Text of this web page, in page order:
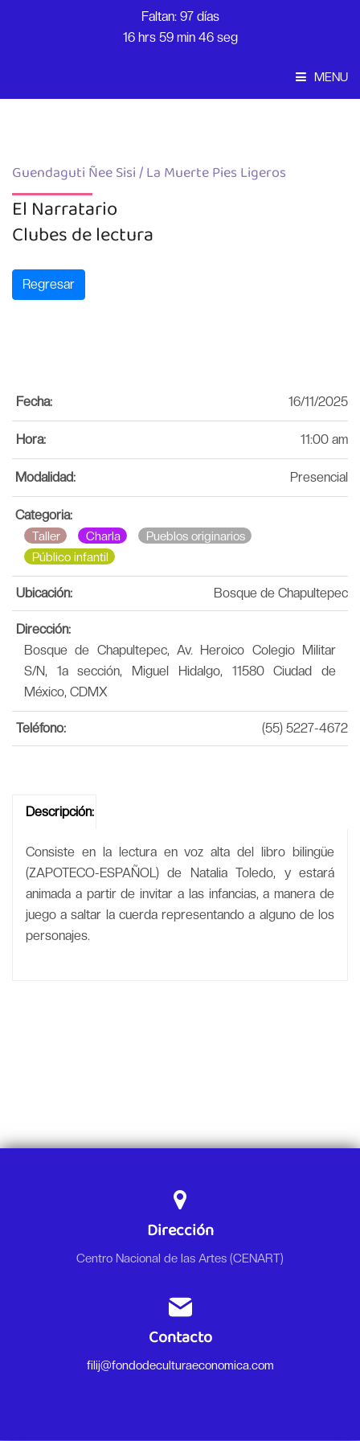
Faltan: 97 días
16 hrs 59 min 46 seg
MENU
Inicio
Guendaguti Ñee Sisi / La Muerte Pies Ligeros
El Narratario
Clubes de lectura
Regresar
Fecha: 16/11/2025
Hora: 11:00 am
Modalidad: Presencial
Categoria:
Taller Charla
Pueblos originarios
Público infantil
Ubicación: Bosque de Chapultepec
Dirección:
Bosque de Chapultepec, Av. Heroico Colegio Militar
S/N, 1a sección, Miguel Hidalgo, 11580 Ciudad de
México, CDMX
Teléfono: (55) 5227-4672
Descripción:
Consiste en la lectura en voz alta del libro bilingüe
(ZAPOTECO-ESPAÑOL) de Natalia Toledo, y estará
animada a partir de invitar a las infancias, a manera de
juego a saltar la cuerda representando a alguno de los
personajes.
Dirección
Centro Nacional de las Artes (CENART)
Contacto
filij@fondodeculturaeconomica.com